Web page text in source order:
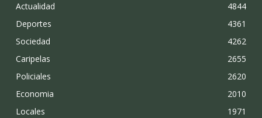
Actualidad
4844
Deportes
4361
Sociedad
4262
Caripelas
2655
Policiales
2620
Economia
2010
Locales
1971